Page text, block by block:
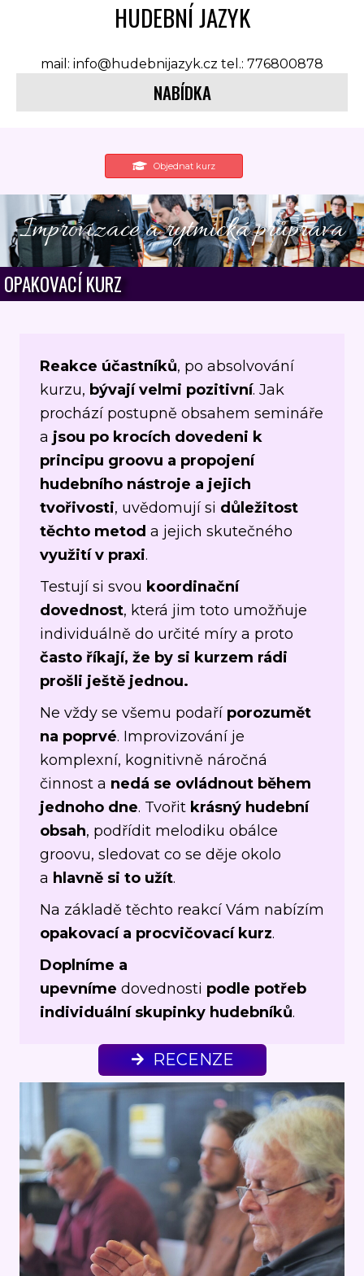
HUDEBNÍ JAZYK
mail: info@hudebnijazyk.cz tel.: 776800878
NABÍDKA
Objednat kurz
Improvizace a rytmická průprava
OPAKOVACÍ KURZ
Reakce účastníků, po absolvování
kurzu, bývají velmi pozitivní. Jak
prochází postupně obsahem semináře
a jsou po krocích dovedeni k
principu groovu a propojení
hudebního nástroje a jejich
tvořivosti, uvědomují si důležitost
těchto metod a jejich skutečného
využití v praxi.
Testují si svou koordinační
dovednost, která jim toto umožňuje
individuálně do určité míry a proto
často říkají, že by si kurzem rádi
prošli ještě jednou.
Ne vždy se všemu podaří porozumět
na poprvé. Improvizování je
komplexní, kognitivně náročná
činnost a nedá se ovládnout během
jednoho dne. Tvořit krásný hudební
obsah, podřídit melodiku obálce
groovu, sledovat co se děje okolo
a hlavně si to užít.
Na základě těchto reakcí Vám nabízím
opakovací a procvičovací kurz.
Doplníme a
upevníme dovednosti podle potřeb
individuální skupinky hudebníků.
RECENZE